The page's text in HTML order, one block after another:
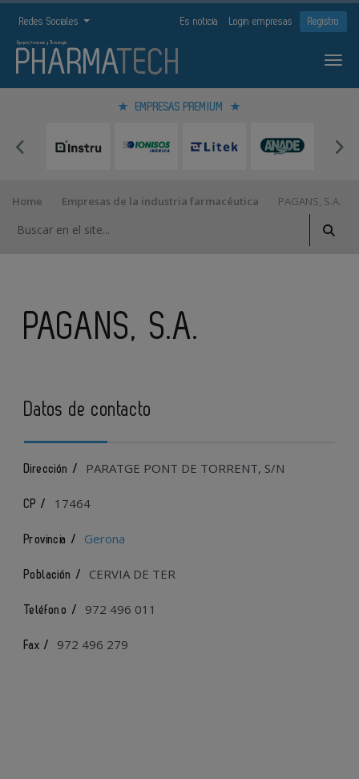
Redes Sociales Es noticia Login empresas Registro
EMPRESAS PREMIUM
Home Empresas de la industria farmacéutica PAGANS, S.A.
PAGANS, S.A.
Datos de contacto
Dirección / PARATGE PONT DE TORRENT, S/N
CP / 17464
Provincia / Gerona
Población / CERVIA DE TER
Teléfono / 972 496 011
Fax / 972 496 279